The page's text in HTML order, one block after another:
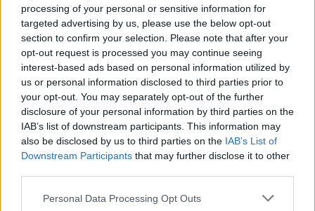
processing of your personal or sensitive information for
targeted advertising by us, please use the below opt-out
section to confirm your selection. Please note that after your
opt-out request is processed you may continue seeing
interest-based ads based on personal information utilized by
us or personal information disclosed to third parties prior to
your opt-out. You may separately opt-out of the further
disclosure of your personal information by third parties on the
IAB’s list of downstream participants. This information may
also be disclosed by us to third parties on the IAB’s List of
Downstream Participants that may further disclose it to other
Personal Data Processing Opt Outs
14:39
Ομάδα μεταναστών εντοπίστηκαν στον Άγιο Ιωάννη, στα
Καπετανιανά
Θέουτα: Ταυτοποιούν τα θύματα της μαζικής εισροής
14:29
Γερμανία: Εθνικό Συμβούλιο Ασφαλείας για το
περιστατικό με drone στο αεροδρόμιο της Λειψίας
Χανιά: Θάνατος 64χρονου σε πισίνα ξενοδοχείου - Μια